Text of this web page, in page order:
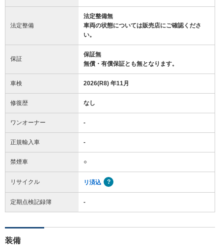
法定整備
法定整備無
車両の状態については販売店にご確認くださ
い。
保証
保証無
無償・有償保証とも無となります。
車検 2026(R8) 年11月
修復歴 なし
ワンオーナー -
正規輸入車 -
禁煙車 ○
リサイクル リ済込
定期点検記録簿 -
装備